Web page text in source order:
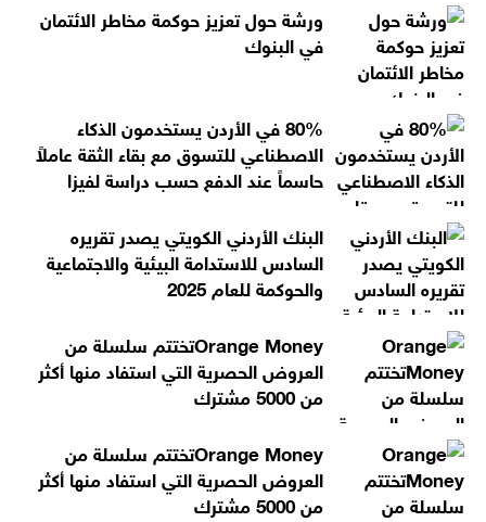
ورشة حول تعزيز حوكمة مخاطر الائتمان
في البنوك
80% في الأردن يستخدمون الذكاء
الاصطناعي للتسوق مع بقاء الثقة عاملاً
حاسماً عند الدفع حسب دراسة لفيزا
البنك الأردني الكويتي يصدر تقريره
السادس للاستدامة البيئية والاجتماعية
والحوكمة للعام 2025
Orange Moneyتختتم سلسلة من
العروض الحصرية التي استفاد منها أكثر
من 5000 مشترك
Orange Moneyتختتم سلسلة من
العروض الحصرية التي استفاد منها أكثر
من 5000 مشترك